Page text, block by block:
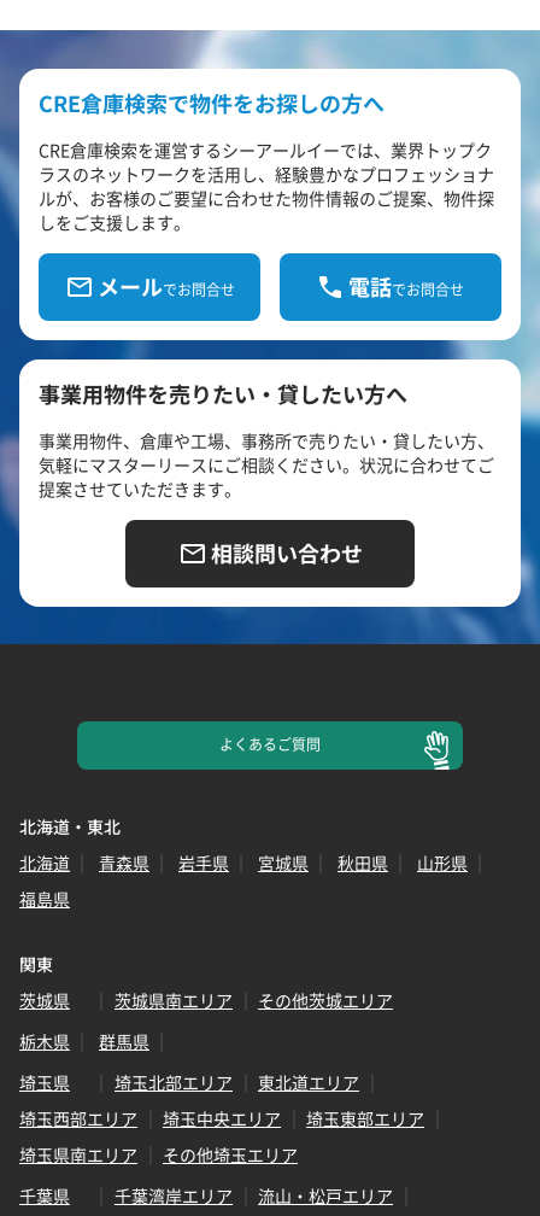
CRE倉庫検索で物件をお探しの方へ
CRE倉庫検索を運営するシーアールイーでは、業界トップク
ラスのネットワークを活用し、経験豊かなプロフェッショナ
ルが、お客様のご要望に合わせた物件情報のご提案、物件探
しをご支援します。
メールでお問合せ 電話でお問合せ
事業用物件を売りたい・貸したい方へ
事業用物件、倉庫や工場、事務所で売りたい・貸したい方、
気軽にマスターリースにご相談ください。状況に合わせてご
提案させていただきます。
相談問い合わせ
よくあるご質問
北海道・東北
北海道
青森県 岩手県 宮城県 秋田県
山形県
福島県
関東
茨城県
茨城県南エリア
その他茨城エリア
栃木県
群馬県
埼玉県
埼玉北部エリア
東北道エリア
埼玉西部エリア
埼玉中央エリア
埼玉東部エリア
埼玉県南エリア
その他埼玉エリア
千葉県
千葉湾岸エリア
流山・松戸エリア